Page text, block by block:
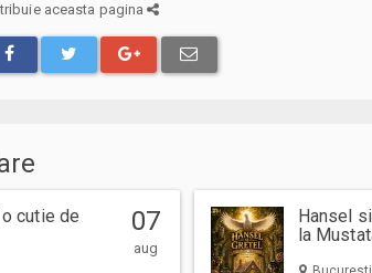
de dvs., respectiv: taxe de intermediere, procesare,
(in cazul in care veti solicita livrarea prin curier a
de pe site-ul nostru Bilete.ro, cumparatorul se obliga
aceasta pagina
cutie de
07
aug
Hansel
la